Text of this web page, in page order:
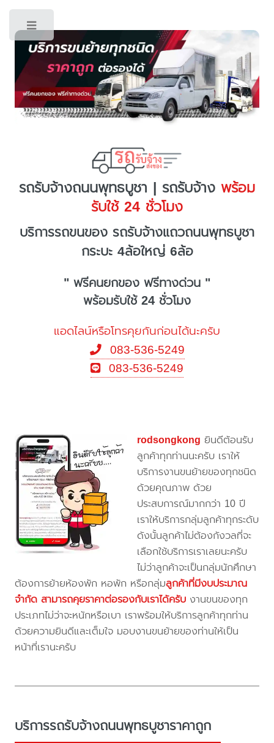
รถรับจ้างถนนพุทธบูชา | รถรับจ้าง พร้อม
รับใช้ 24 ชั่วโมง
บริการรถขนของ รถรับจ้างแถวถนนพุทธบูชา
กระบะ 4ล้อใหญ่ 6ล้อ
" ฟรีคนยกของ ฟรีทางด่วน "
พร้อมรับใช้ 24 ชั่วโมง
แอดไลน์หรือโทรคุยกันก่อนได้นะครับ
083-536-5249
083-536-5249
rodsongkong ยินดีต้อนรับ
ลูกค้าทุกท่านนะครับ เราให้
บริการงานขนย้ายของทุกชนิด
ด้วยคุณภาพ ด้วย
ประสบการณ์มากกว่า 10 ปี
เราให้บริการกลุ่มลูกค้าทุกระดับ
ดังนั้นลูกค้าไม่ต้องกังวลที่จะ
เลือกใช้บริการเราเลยนะครับ
ไม่ว่าลูกค้าจะเป็นกลุ่มนักศึกษา
ต้องการย้ายห้องพัก หอพัก หรือกลุ่มลูกค้าที่มีงบประมาณ
จำกัด สามารถคุยราคาต่อรองกับเราได้ครับ งานขนของทุก
ประเภทไม่ว่าจะหนักหรือเบา เราพร้อมให้บริการลูกค้าทุกท่าน
ด้วยความยินดีและเต็มใจ มอบงานขนย้ายของท่านให้เป็น
หน้าที่เรานะครับ
บริการรถรับจ้างถนนพุทธบูชาราคาถูก
Toggle